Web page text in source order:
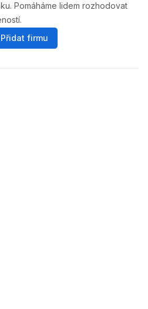
Pomáháme lidem rozhodovat
Přidat firmu